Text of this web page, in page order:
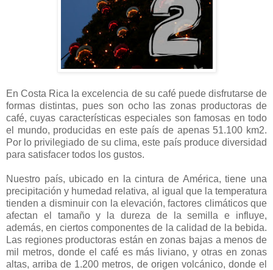
En Costa Rica la excelencia de su café puede disfrutarse de
formas distintas, pues son ocho las zonas productoras de
café, cuyas características especiales son famosas en todo
el mundo, producidas en este país de apenas 51.100 km2.
Por lo privilegiado de su clima, este país produce diversidad
para satisfacer todos los gustos.
Nuestro país, ubicado en la cintura de América, tiene una
precipitación y humedad relativa, al igual que la temperatura
tienden a disminuir con la elevación, factores climáticos que
afectan el tamaño y la dureza de la semilla e influye,
además, en ciertos componentes de la calidad de la bebida.
Las regiones productoras están en zonas bajas a menos de
mil metros, donde el café es más liviano, y otras en zonas
altas, arriba de 1.200 metros, de origen volcánico, donde el